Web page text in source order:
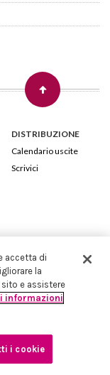
DISTRIBUZIONE
Calendario uscite
Scrivici
84 - 20135 Milano
Sociale 258.250 €
e REA nr.1051898
accetta di
la
e assistere
informazioni
i cookie